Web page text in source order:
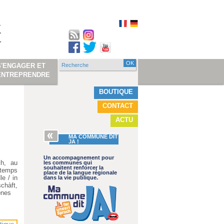
BOUTIQUE
CONTACT
ACTU
MA COMMUNE DIT
JA !
Un accompagnement pour
les communes qui
souhaitent renforcer la
place de la langue régionale
dans la vie publique.
au
/ in
ET
Formulaire de
Recherche